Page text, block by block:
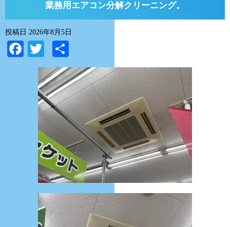
業務用エアコン分解クリーニング。
投稿日 2026年8月5日
Facebook
Twitter
有